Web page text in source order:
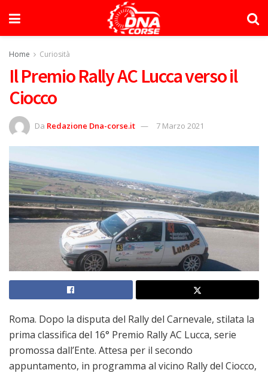
Home Curiosità
Il Premio Rally AC Lucca verso il
Ciocco
Da Redazione Dna-corse.it 7 Marzo 2021
Roma. Dopo la disputa del Rally del Carnevale, stilata la
prima classifica del 16° Premio Rally AC Lucca, serie
promossa dall’Ente. Attesa per il secondo
appuntamento, in programma al vicino Rally del Ciocco,